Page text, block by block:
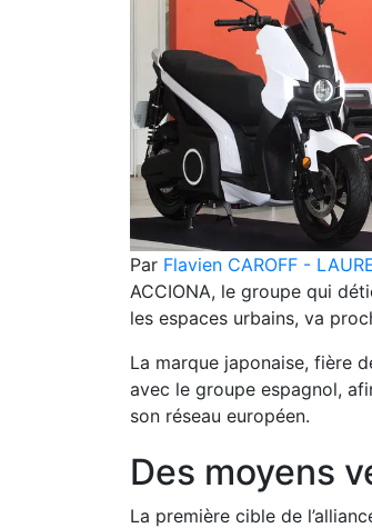
Par Flavien CAROFF -
ACCIONA, le groupe qui
les espaces urbains, va
La marque japonaise, fière
avec le groupe espagnol,
son réseau européen.
Des moyens
La première cible de